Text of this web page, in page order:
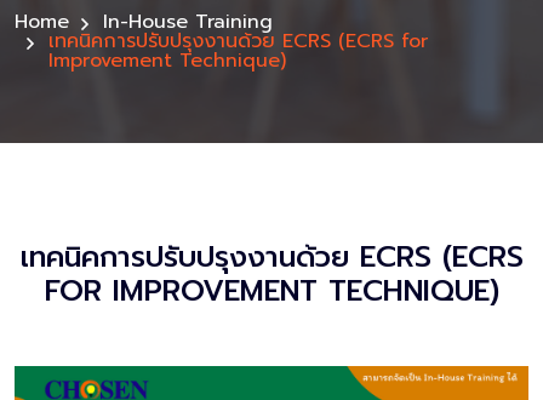
Home In-House Training
เทคนิคการปรับปรุงงานด้วย ECRS (ECRS for
Improvement Technique)
เทคนิคการปรับปรุงงานด้วย ECRS (ECRS
FOR IMPROVEMENT TECHNIQUE)